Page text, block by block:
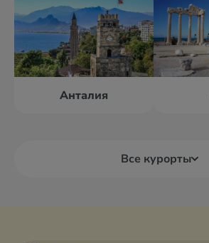
Анталия
Все курорты